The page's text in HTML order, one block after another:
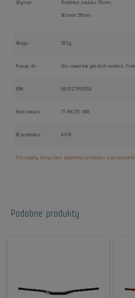
Wymiar Średnica zacisku 35mm
Wznios 38mm
Waga 321g
Pasuje do dla rowerów górskich enduro,
EAN 661317991056
Kod towaru TT-AH135-38G
ID produktu 6470
Szczegóły dotyczące zgodności produktu z przepisami
Podobne produkty